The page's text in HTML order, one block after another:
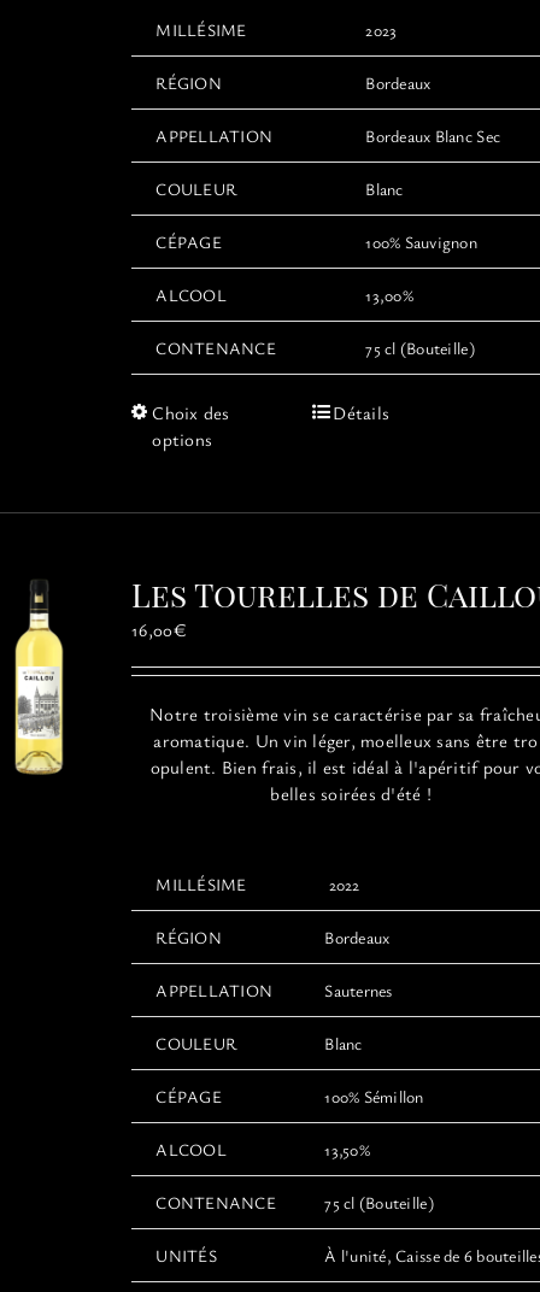
MILLÉSIME 2023
RÉGION Bordeaux
APPELLATION Bordeaux Blanc Sec
COULEUR Blanc
CÉPAGE 100% Sauvignon
ALCOOL 13,00%
CONTENANCE 75 cl (Bouteille)
Choix des
options
Ce
variations.
peuvent
sur
page
du
produit
Détails
Les Tourelles de
16,00€
Notre troisième vin se caractérise par sa
aromatique. Un vin léger, moelleux sans être
opulent. Bien frais, il est idéal à l'apéritif pour
belles soirées d'été !
MILLÉSIME 2022
RÉGION Bordeaux
APPELLATION Sauternes
COULEUR Blanc
CÉPAGE 100% Sémillon
ALCOOL 13,50%
CONTENANCE 75 cl (Bouteille)
UNITÉS À l'unité, Caisse de 6